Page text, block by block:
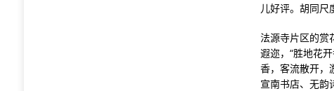
儿好评。胡同尺
法源寺片区的赏
遐迩，“胜地花
香，客流散开，
宣南书店、无韵